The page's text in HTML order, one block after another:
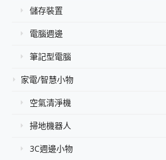
儲存裝置
電腦週邊
筆記型電腦
家電/智慧小物
空氣清淨機
掃地機器人
3C週邊小物